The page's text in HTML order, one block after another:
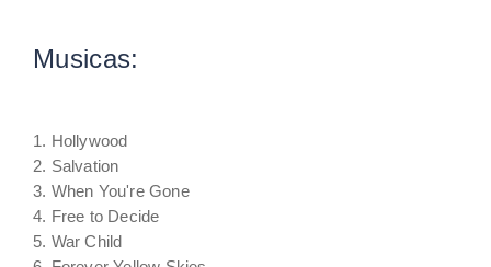
Musicas:
1. Hollywood
2. Salvation
3. When You're Gone
4. Free to Decide
5. War Child